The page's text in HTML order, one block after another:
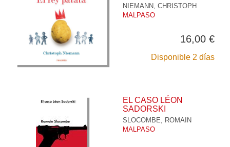
NIEMANN, CHRISTOPH
MALPASO
16,00 €
Disponible 2 días
EL CASO LÉON
SADORSKI
SLOCOMBE, ROMAIN
MALPASO